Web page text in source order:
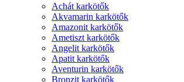
Achát karkötők
Akvamarin karkötők
Amazonit karkötők
Ametiszt karkötők
Angelit karkötők
Apatit karkötők
Aventurin karkötők
Bronzit karkötők